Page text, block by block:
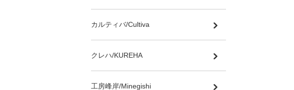
カルティバ/Cultiva
クレハ/KUREHA
工房峰岸/Minegishi